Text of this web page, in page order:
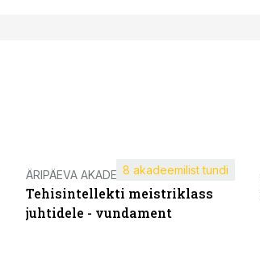
ÄRIPÄEVA AKADEEMIA
Tehisintellekti meistriklass
juhtidele - vundament
8 akadeemilist tundi